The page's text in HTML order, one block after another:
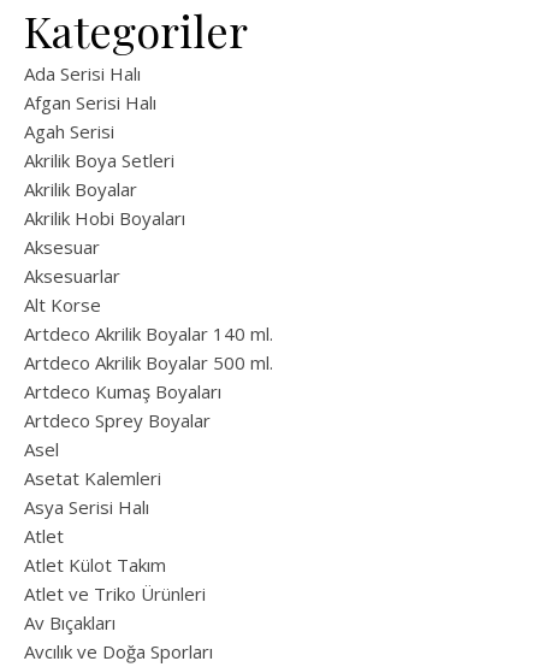
Kategoriler
Ada Serisi Halı
Afgan Serisi Halı
Agah Serisi
Akrilik Boya Setleri
Akrilik Boyalar
Akrilik Hobi Boyaları
Aksesuar
Aksesuarlar
Alt Korse
Artdeco Akrilik Boyalar 140 ml.
Artdeco Akrilik Boyalar 500 ml.
Artdeco Kumaş Boyaları
Artdeco Sprey Boyalar
Asel
Asetat Kalemleri
Asya Serisi Halı
Atlet
Atlet Külot Takım
Atlet ve Triko Ürünleri
Av Bıçakları
Avcılık ve Doğa Sporları